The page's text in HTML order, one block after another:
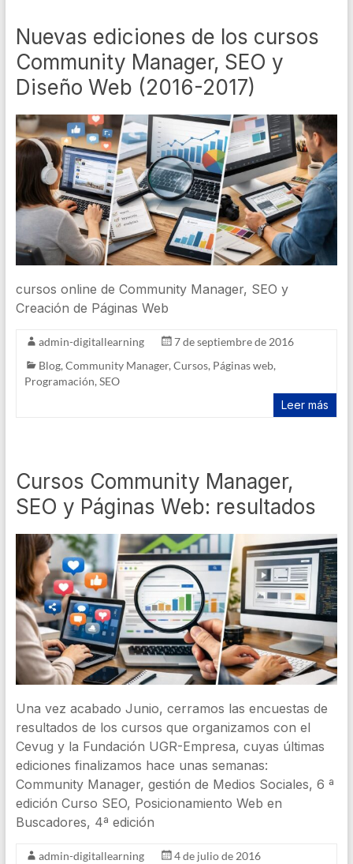
Nuevas ediciones de los cursos
Community Manager, SEO y
Diseño Web (2016-2017)
cursos online de Community Manager, SEO y
Creación de Páginas Web
admin-digitallearning
7 de septiembre de 2016
Blog, Community Manager, Cursos, Páginas web,
Programación, SEO
Leer más
Cursos Community Manager,
SEO y Páginas Web: resultados
Una vez acabado Junio, cerramos las encuestas de
resultados de los cursos que organizamos con el
Cevug y la Fundación UGR-Empresa, cuyas últimas
ediciones finalizamos hace unas semanas:
Community Manager, gestión de Medios Sociales, 6 ª
edición Curso SEO, Posicionamiento Web en
Buscadores, 4ª edición
admin-digitallearning
4 de julio de 2016